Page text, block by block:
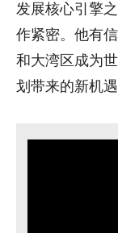
发展核心引擎
作紧密。他有
和大湾区成为
划带来的新机遇